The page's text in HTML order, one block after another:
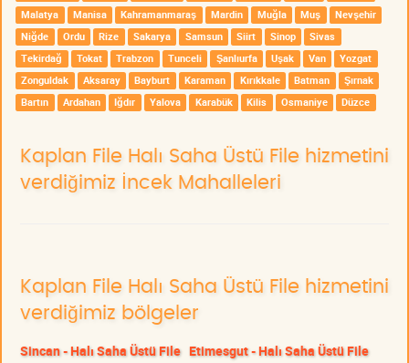
Malatya
Manisa Kahramanmaraş Mardin Muğla Muş
Nevşehir
Niğde
Ordu Rize Sakarya Samsun Siirt Sinop
Sivas
Tekirdağ
Tokat Trabzon Tunceli Şanlıurfa Uşak Van
Yozgat
Zonguldak
Aksaray Bayburt Karaman Kırıkkale Batman
Şırnak
Bartın
Ardahan Iğdır Yalova Karabük Kilis Osmaniye Düzce
Kaplan File Halı Saha Üstü File hizmetini
verdiğimiz İncek Mahalleleri
Kaplan File Halı Saha Üstü File hizmetini
verdiğimiz bölgeler
Sincan - Halı Saha Üstü File Etimesgut - Halı Saha Üstü File